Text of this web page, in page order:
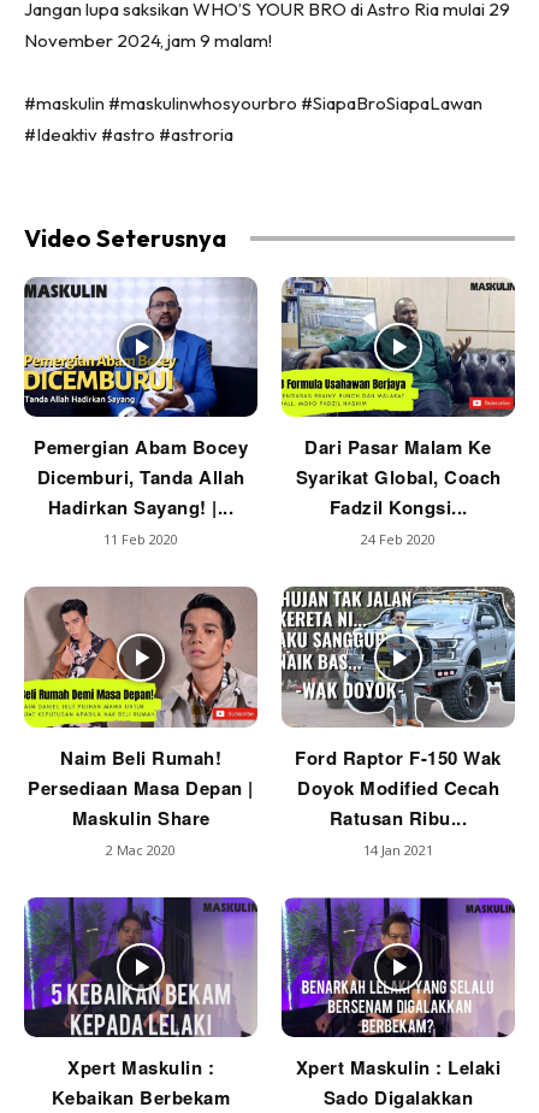
Jangan lupa saksikan WHO’S YOUR BRO di Astro Ria mulai 29
November 2024, jam 9 malam!
#maskulin #maskulinwhosyourbro #SiapaBroSiapaLawan
#Ideaktiv #astro #astroria
Video Seterusnya
Pemergian Abam Bocey
Dicemburi, Tanda Allah
Hadirkan Sayang! |...
11 Feb 2020
Dari Pasar Malam Ke
Syarikat Global, Coach
Fadzil Kongsi...
24 Feb 2020
Naim Beli Rumah!
Persediaan Masa Depan |
Maskulin Share
2 Mac 2020
Ford Raptor F-150 Wak
Doyok Modified Cecah
Ratusan Ribu...
14 Jan 2021
Xpert Maskulin :
Kebaikan Berbekam
Xpert Maskulin : Lelaki
Sado Digalakkan